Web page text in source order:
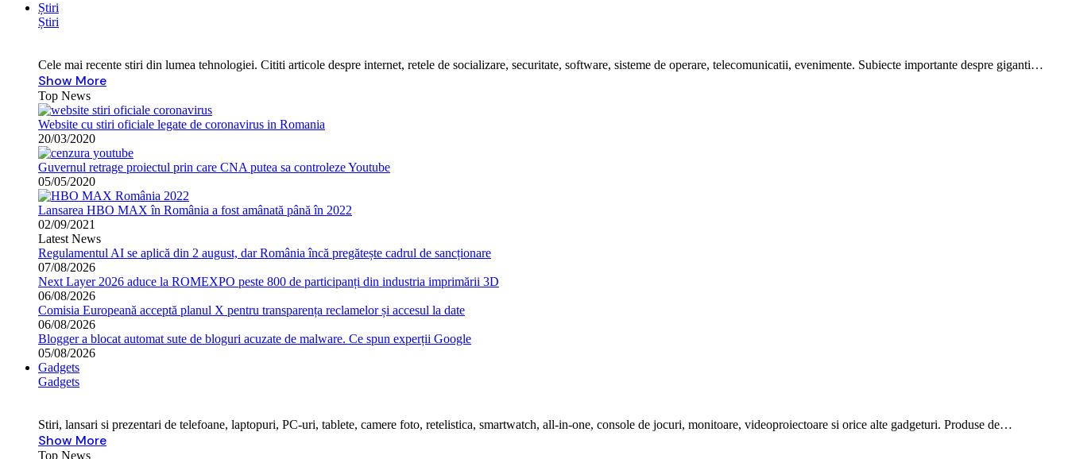
Știri
Știri
Cele mai recente stiri din lumea tehnologiei. Cititi articole despre internet, retele de socializare, securitate, software, sisteme de operare, telecomunicatii, evenimente. Subiecte importante despre giganti…
Show More
Top News
Website cu stiri oficiale legate de coronavirus in Romania
20/03/2020
Guvernul retrage proiectul prin care CNA putea sa controleze Youtube
05/05/2020
Lansarea HBO MAX în România a fost amânată până în 2022
02/09/2021
Latest News
Regulamentul AI se aplică din 2 august, dar România încă pregătește cadrul de sancționare
07/08/2026
Next Layer 2026 aduce la ROMEXPO peste 800 de participanți din industria imprimării 3D
06/08/2026
Comisia Europeană acceptă planul X pentru transparența reclamelor și accesul la date
06/08/2026
Blogger a blocat automat sute de bloguri acuzate de malware. Ce spun experții Google
05/08/2026
Gadgets
Gadgets
Stiri, lansari si prezentari de telefoane, laptopuri, PC-uri, tablete, camere foto, retelistica, smartwatch, all-in-one, console de jocuri, monitoare, videoproiectoare si orice alte gadgeturi. Produse de…
Show More
Top News